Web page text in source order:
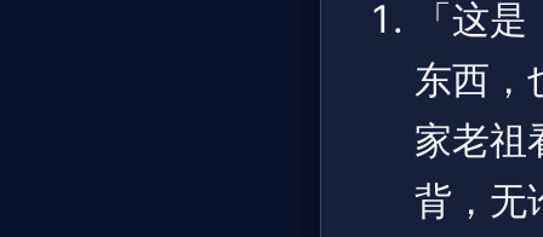
「这
东西，
家老祖
背，无